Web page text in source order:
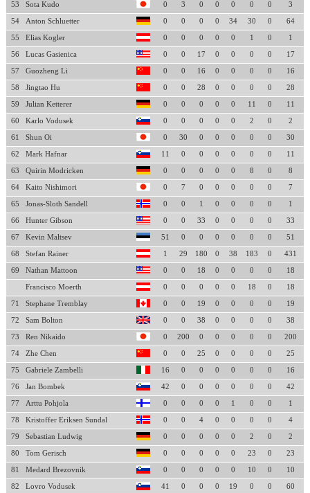
53 Sota Kudo 0 3 0 0 0 0 0 3
54 Anton Schluetter 0 0 0 0 34 30 0 64
55 Elias Kogler 0 0 0 0 0 1 0 1
56 Lucas Gasienica 0 0 17 0 0 0 0 17
57 Guozheng Li 0 0 16 0 0 0 0 16
58 Jingtao Hu 0 0 28 0 0 0 0 28
59 Julian Ketterer 0 0 0 0 0 11 0 11
60 Karlo Vodusek 0 0 0 0 0 2 0 2
61 Shun Oi 0 30 0 0 0 0 0 30
62 Mark Hafnar 11 0 0 0 0 0 0 11
63 Quirin Modricken 0 0 0 0 0 8 0 8
64 Kaito Nishimori 0 7 0 0 0 0 0 7
65 Jonas-Sloth Sandell 0 0 1 0 0 0 0 1
66 Hunter Gibson 0 0 33 0 0 0 0 33
67 Kevin Maltsev 51 0 0 0 0 0 0 51
68 Stefan Rainer 1 29 180 0 38 183 0 431
69 Nathan Mattoon 0 0 18 0 0 0 0 18
Francisco Moerth 0 0 0 0 0 18 0 18
71 Stephane Tremblay 0 0 19 0 0 0 0 19
72 Sam Bolton 0 0 38 0 0 0 0 38
73 Ren Nikaido 0 200 0 0 0 0 0 200
74 Zhe Chen 0 0 25 0 0 0 0 25
75 Gabriele Zambelli 16 0 0 0 0 0 0 16
76 Jan Bombek 42 0 0 0 0 0 0 42
77 Arttu Pohjola 0 0 0 0 1 0 0 1
78 Kristoffer Eriksen Sundal 0 0 4 0 0 0 0 4
79 Sebastian Ludwig 0 0 0 0 0 2 0 2
80 Tom Gerisch 0 0 0 0 0 23 0 23
81 Medard Brezovnik 0 0 0 0 0 10 0 10
82 Lovro Vodusek 41 0 0 0 19 0 0 60